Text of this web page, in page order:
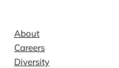
About
Careers
Diversity